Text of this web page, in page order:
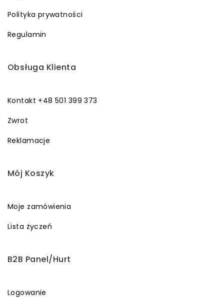
Polityka prywatności
Regulamin
Obsługa Klienta
Kontakt +48 501 399 373
Zwrot
Reklamacje
Mój Koszyk
Moje zamówienia
Lista życzeń
B2B Panel/Hurt
Logowanie